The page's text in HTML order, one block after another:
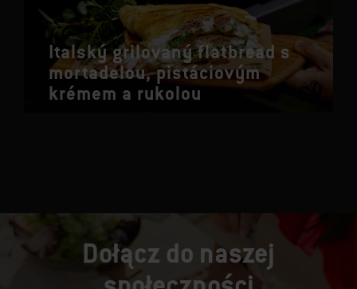
Italský grilovaný flatbread s
mortadelou, pistáciovým
krémem a rukolou
Dołącz do naszej